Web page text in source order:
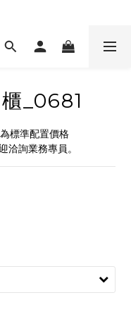
_0681
標準配置價格
洽詢業務專員。